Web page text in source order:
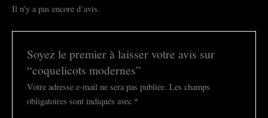
Il n’y a pas encore d’avis.
Soyez le premier à laisser votre avis sur
“coquelicots modernes”
Votre adresse e-mail ne sera pas publiée. Les champs
obligatoires sont indiqués avec *